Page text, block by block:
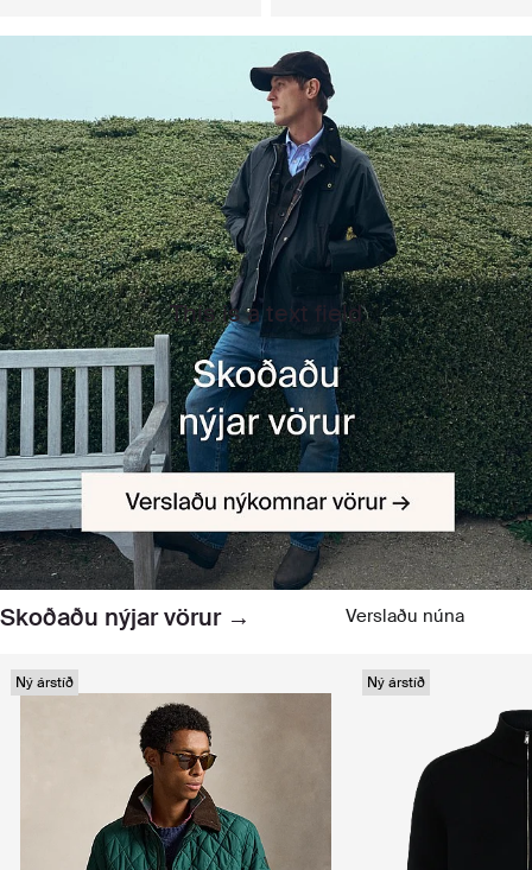
This is a text field
Skoðaðu nýjar vörur → Verslaðu núna
Ný árstíð Ný árstíð